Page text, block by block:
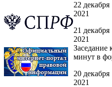
22 декабря
2021
21 декабря
2021
Заседание
минут в
20 декабря
2021